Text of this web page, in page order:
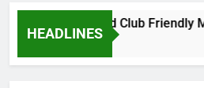
HEADLINES
PSG vs Man United Club
2 Hours Ago